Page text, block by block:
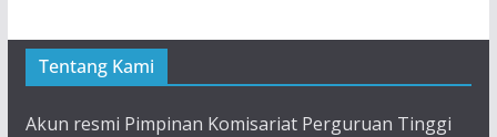
Tentang Kami
Akun resmi Pimpinan Komisariat Perguruan Tinggi